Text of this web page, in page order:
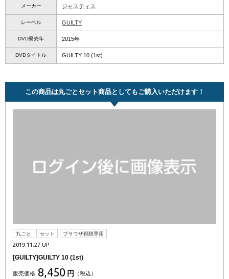
メーカー ジャスティス
レーベル GUILTY
DVD発売年 2015年
DVDタイトル GUILTY 10 (1st)
この商品は丸ごとセット商品としてもご購入いただけます！
丸ごと セット ブラウザ視聴専用
2019.11.27 UP
[GUILTY]GUILTY 10 (1st)
販売価格 8,450 円 （税込）